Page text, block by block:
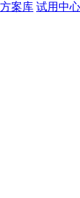
案库 试用中心